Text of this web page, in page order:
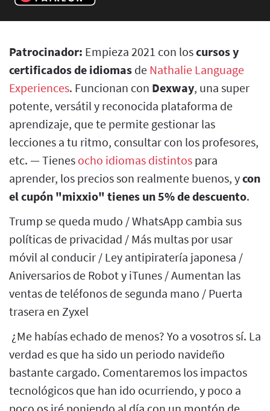
Patrocinador: Empieza 2021 con loscursos y
certificados de idiomas de Nathalie Language
Experiences. Funcionan con Dexway, una super
potente, versátil y reconocida plataforma de
aprendizaje, que te permite gestionar las
lecciones a tu ritmo, consultar con los profesores,
etc. — Tienes ocho idiomas distintos para
aprender, los precios son realmente buenos, ycon
el cupón "mixxio" tienes un 5% de descuento.
Trump se queda mudo / WhatsApp cambia sus
políticas de privacidad / Más multas por usar
móvil al conducir / Ley antipiratería japonesa /
Aniversarios de Robot y iTunes / Aumentan las
ventas de teléfonos de segunda mano / Puerta
trasera en Zyxel
¿Me habías echado de menos? Yo a vosotros sí. La
verdad es que ha sido un periodo navideño
bastante cargado. Comentaremos los impactos
tecnológicos que han ido ocurriendo, y poco a